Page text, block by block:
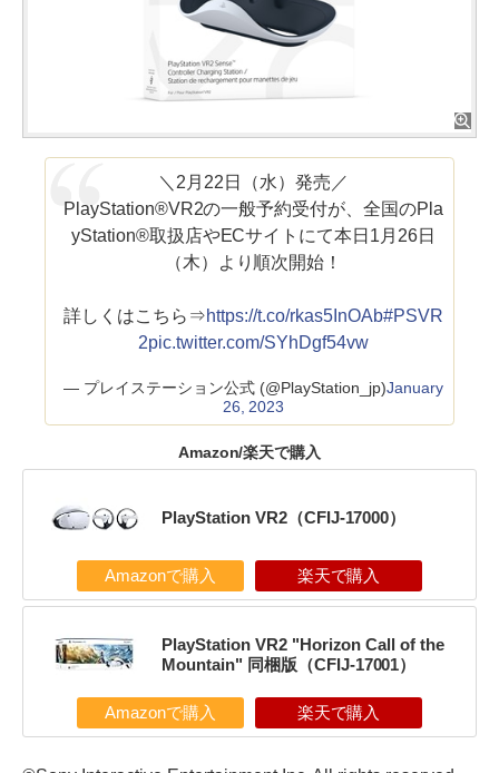
＼2月22日（水）発売／
PlayStation®VR2の一般予約受付が、全国のPla
yStation®取扱店やECサイトにて本日1月26日
（木）より順次開始！
詳しくはこちら⇒https://t.co/rkas5InOAb#PSVR
2pic.twitter.com/SYhDgf54vw
— プレイステーション公式 (@PlayStation_jp)January
26, 2023
Amazon/楽天で購入
PlayStation VR2（CFIJ-17000）
Amazonで購入 楽天で購入
PlayStation VR2 "Horizon Call of the
Mountain" 同梱版（CFIJ-17001）
Amazonで購入 楽天で購入